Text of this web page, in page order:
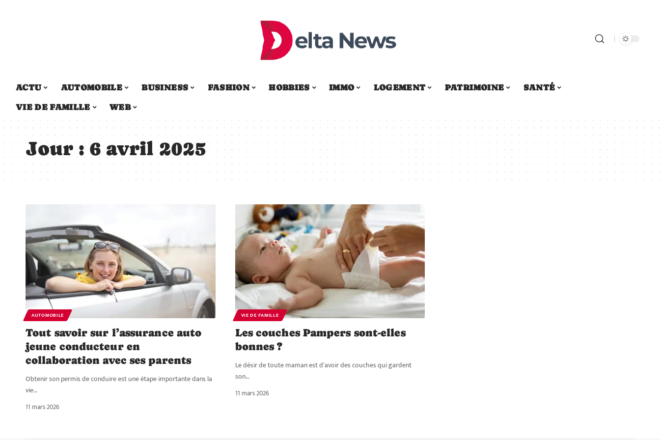
ACTU AUTOMOBILE BUSINESS FASHION HOBBIES IMMO LOGEMENT PATRIMOINE
SANTÉ
VIE DE FAMILLE
WEB
Jour : 6 avril 2025
AUTOMOBILE
Tout savoir sur l’assurance auto
jeune conducteur en
collaboration avec ses parents
Obtenir son permis de conduire est une étape importante dans la
vie…
11 mars 2026
VIE DE FAMILLE
Les couches Pampers sont-elles
bonnes ?
Le désir de toute maman est d'avoir des couches qui gardent
son…
11 mars 2026